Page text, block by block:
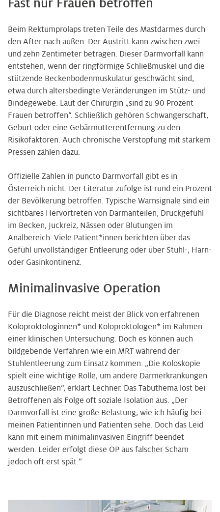
Fast nur Frauen betroffen
Beim Rektumprolaps treten Teile des Mastdarmes durch
den After nach außen. Der Austritt kann zwischen zwei
und zehn Zentimeter betragen. Dieser Darmvorfall kann
entstehen, wenn der ringförmige Schließmuskel und die
stützende Beckenbodenmuskulatur geschwächt sind,
etwa durch altersbedingte Veränderungen im Stütz- und
Bindegewebe. Laut der Chirurgin „sind zu 90 Prozent
Frauen betroffen“. Schließlich gehören Schwangerschaft,
Geburt oder eine Gebärmutterentfernung zu den
Risikofaktoren. Auch chronische Verstopfung mit starkem
Pressen zählen dazu.
Offizielle Zahlen in puncto Darmvorfall gibt es in
Österreich nicht. Der Literatur zufolge ist rund ein Prozent
der Bevölkerung betroffen. Typische Warnsignale sind ein
sichtbares Hervortreten von Darmanteilen, Druckgefühl
im Becken, Juckreiz, Nässen oder Blutungen im
Analbereich. Viele Patient*innen berichten über das
Gefühl unvollständiger Entleerung oder über Stuhl-, Harn-
oder Gasinkontinenz.
Minimalinvasive Operation
Für die Diagnose reicht meist der Blick von erfahrenen
Koloproktologinnen* und Koloproktologen* im Rahmen
einer klinischen Untersuchung. Doch es können auch
bildgebende Verfahren wie ein MRT während der
Stuhlentleerung zum Einsatz kommen. „Die Koloskopie
spielt eine wichtige Rolle, um andere Darmerkrankungen
auszuschließen“, erklärt Lechner. Das Tabuthema löst bei
Betroffenen als Folge oft soziale Isolation aus. „Der
Darmvorfall ist eine große Belastung, wie ich häufig bei
meinen Patientinnen und Patienten sehe. Doch das Leid
kann mit einem minimalinvasiven Eingriff beendet
werden. Leider erfolgt diese OP aus falscher Scham
jedoch oft erst spät.“